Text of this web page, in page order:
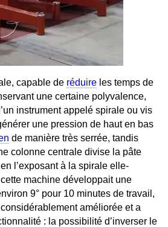
capable de réduire les temps de
une certaine polyvalence,
instrument appelé spirale ou vis
une pression de haut en bas
de manière très serrée, tandis
colonne centrale divise la pâte
l’exposant à la spirale elle-
machine développait une
9° pour 10 minutes de travail,
améliorée et a
: la possibilité d’inverser le